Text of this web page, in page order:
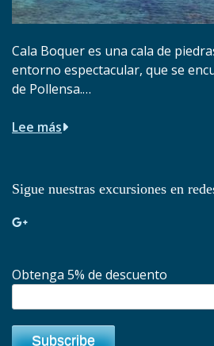
Cala Boquer es una cala de
entorno espectacular, que se
de Pollensa.…
Lee más
Sigue nuestras excursiones en
Obtenga 5% de descuento